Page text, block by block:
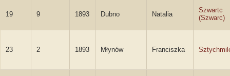
19 9 1893 Dubno Natalia
Szwartc
(Szwarc)
23 2 1893 Młynów Franciszka